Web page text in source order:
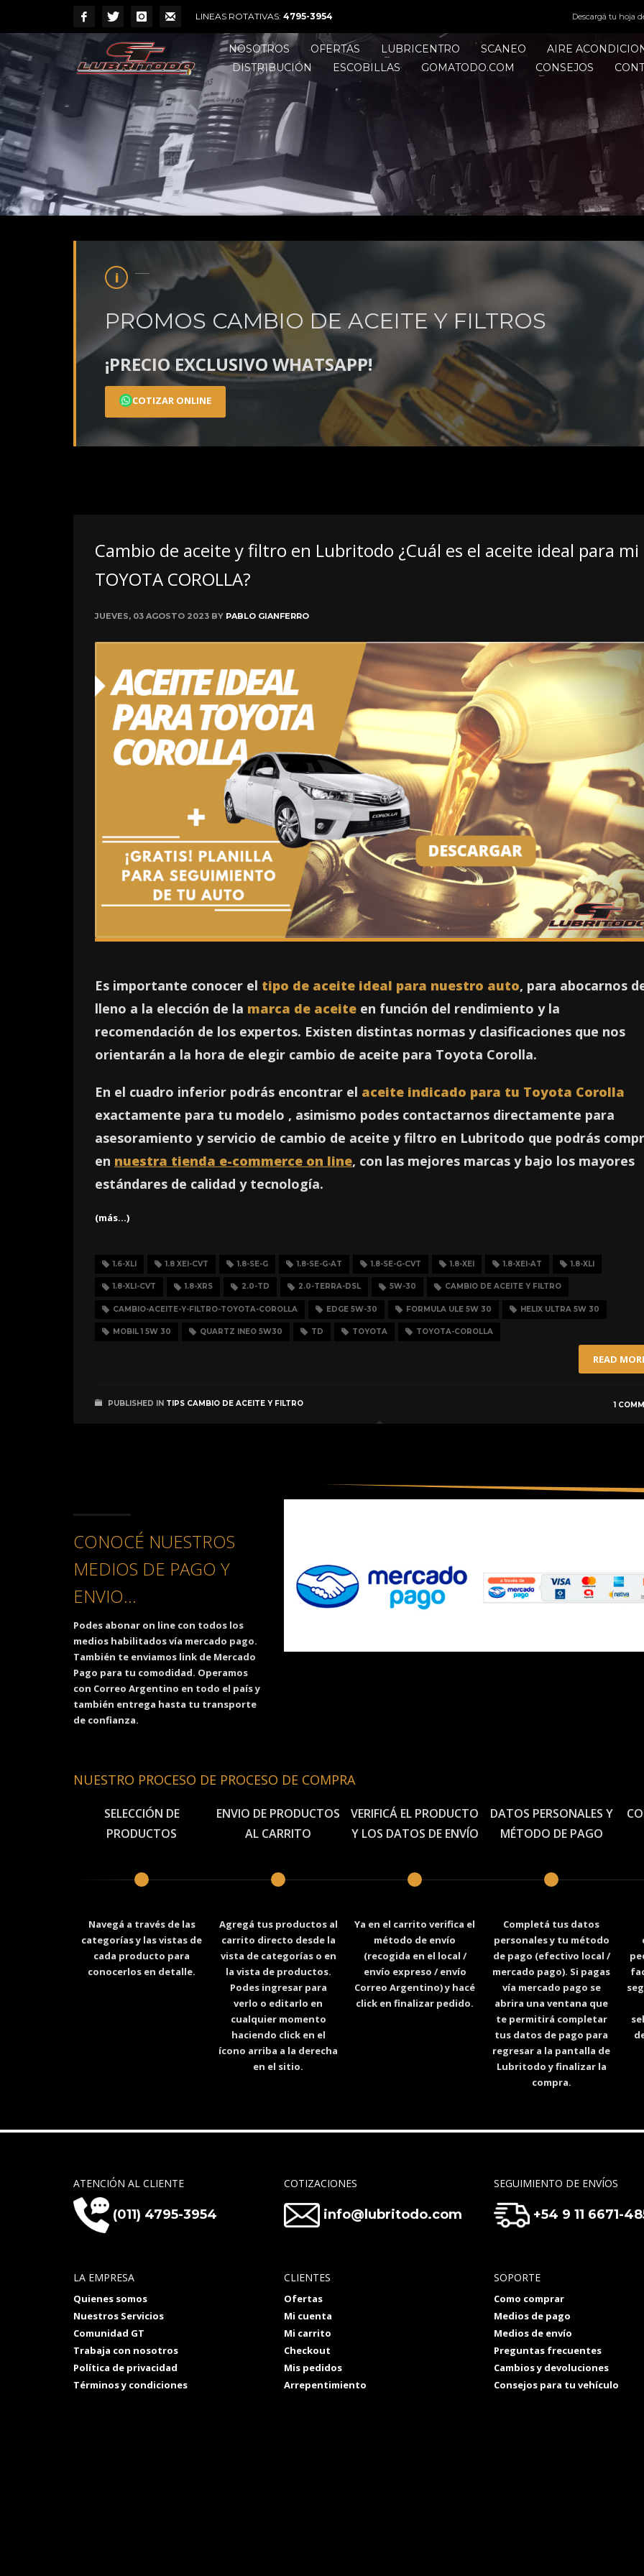
LINEAS ROTATIVAS: 4795-3954 Descargá tu hoja
NOSOTROS OFERTAS LUBRICENTRO SCANEO AIRE
DISTRIBUCIÓN
ESCOBILLAS GOMATODO.COM CONSEJOS
PROMOS CAMBIO DE ACEITE Y FILTROS
¡PRECIO EXCLUSIVO WHATSAPP!
COTIZAR ONLINE
Cambio de aceite y filtro en Lubritodo ¿Cuál es el aceite ideal para mi
TOYOTA COROLLA?
JUEVES, 03 AGOSTO 2023 BY PABLO GIANFERRO
Es importante conocer el tipo de aceite ideal para nuestro auto, para abocarnos
lleno a la elección de la marca de aceite en función del rendimiento y la
recomendación de los expertos. Existen distintas normas y clasificaciones que nos
orientarán a la hora de elegir cambio de aceite para Toyota Corolla.
En el cuadro inferior podrás encontrar el aceite indicado para tu Toyota Corolla
exactamente para tu modelo , asimismo podes contactarnos directamente para
asesoramiento y servicio de cambio de aceite y filtro en Lubritodo que podrás
en nuestra tienda e-commerce on line, con las mejores marcas y bajo los mayores
estándares de calidad y tecnología.
(más…)
1.6-XLI 1.8 XEI-CVT 1.8-SE-G 1.8-SE-G-AT 1.8-SE-G-CVT 1.8-XEI 1.8-XEI-AT 1.8-XLI
1.8-XLI-CVT 1.8-XRS 2.0-TD 2.0-TERRA-DSL 5W-30 CAMBIO DE ACEITE Y FILTRO
CAMBIO-ACEITE-Y-FILTRO-TOYOTA-COROLLA EDGE 5W-30 FORMULA ULE 5W 30 HELIX ULTRA 5W 30
MOBIL 1 5W 30 QUARTZ INEO 5W30 TD TOYOTA TOYOTA-COROLLA
READ
PUBLISHED IN TIPS CAMBIO DE ACEITE Y FILTRO 1
CONOCÉ NUESTROS
MEDIOS DE PAGO Y
ENVIO...
Podes abonar on line con todos los
medios habilitados vía mercado pago.
También te enviamos link de Mercado
Pago para tu comodidad. Operamos
con Correo Argentino en todo el país y
también entrega hasta tu transporte
de confianza.
NUESTRO PROCESO DE PROCESO DE COMPRA
SELECCIÓN DE
PRODUCTOS
Navegá a través de las
categorías y las vistas de
cada producto para
conocerlos en detalle.
ENVIO DE PRODUCTOS
AL CARRITO
Agregá tus productos al
carrito directo desde la
vista de categorías o en
la vista de productos.
Podes ingresar para
verlo o editarlo en
cualquier momento
haciendo click en el
ícono arriba a la derecha
en el sitio.
VERIFICÁ EL PRODUCTO
Y LOS DATOS DE ENVÍO
Ya en el carrito verifica el
método de envío
(recogida en el local /
envío expreso / envío
Correo Argentino) y hacé
click en finalizar pedido.
DATOS PERSONALES Y
MÉTODO DE PAGO
Completá tus datos
personales y tu método
de pago (efectivo local /
mercado pago). Si pagas
vía mercado pago se
abrira una ventana que
te permitirá completar
tus datos de pago para
regresar a la pantalla de
Lubritodo y finalizar la
compra.
ATENCIÓN AL CLIENTE
(011) 4795-3954
COTIZACIONES
info@lubritodo.com
SEGUIMIENTO DE ENVÍOS
+54 9 11 6671-
LA EMPRESA
Quienes somos
Nuestros Servicios
Comunidad GT
Trabaja con nosotros
Política de privacidad
Términos y condiciones
CLIENTES
Ofertas
Mi cuenta
Mi carrito
Checkout
Mis pedidos
Arrepentimiento
SOPORTE
Como comprar
Medios de pago
Medios de envío
Preguntas frecuentes
Cambios y devoluciones
Consejos para tu vehículo